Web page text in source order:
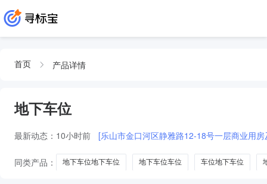
首页 产品详情
地下车位
最新动态： 10小时前 [乐山市金口河区静雅路12-18号一层商业用
同类产品： 地下车位地下车位 地下车位车位 车位地下车位